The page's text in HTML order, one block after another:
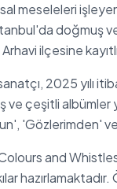
meseleleri
doğmuş
ilçesine
2025 yılı
ve çeşitli albümler
'Gözlerimden'
and